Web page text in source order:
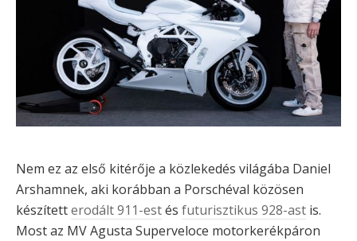
Nem ez az első kitérője a közlekedés világába Daniel
Arshamnek, aki korábban a Porschéval közösen
készítetterodált 911-estés futurisztikus 928-ast is.
Most az MV Agusta Superveloce motorkerékpáron